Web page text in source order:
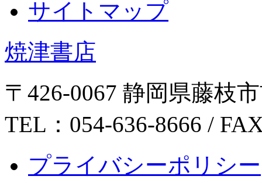
サイトマップ
焼津書店
〒426-0067 静岡県藤枝
TEL：054-636-8666 /
プライバシーポリシー